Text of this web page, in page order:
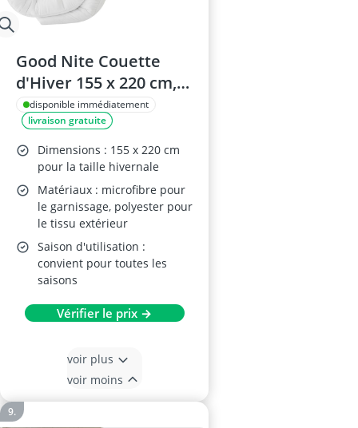
Good Nite Couette
d'Hiver 155 x 220 cm,
460 GSM, Microfibre
disponible immédiatement
livraison gratuite
Dimensions : 155 x 220 cm
pour la taille hivernale
Matériaux : microfibre pour
le garnissage, polyester pour
le tissu extérieur
Saison d'utilisation :
convient pour toutes les
saisons
Vérifier le prix →
voir plus
voir moins